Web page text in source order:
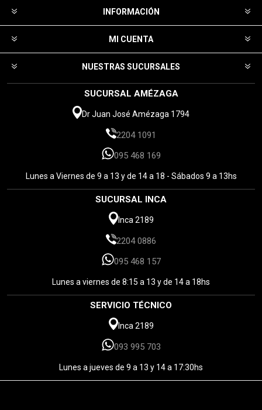
INFORMACIÓN
MI CUENTA
NUESTRAS SUCURSALES
SUCURSAL AMÉZAGA
Dr Juan José Amézaga 1794
2204 1091
095 468 169
Lunes a Viernes de 9 a 13 y de 14 a 18 - Sábados 9 a 13hs
SUCURSAL INCA
Inca 2189
2204 0886
095 468 157
Lunes a viernes de 8:15 a 13 y de 14 a 18hs
SERVICIO TÉCNICO
Inca 2189
093 995 703
Lunes a jueves de 9 a 13 y 14 a 17:30hs